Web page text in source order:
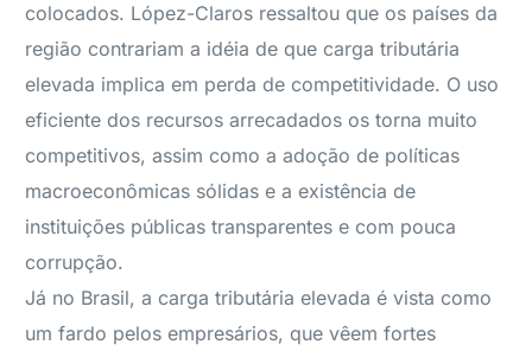
colocados. López-Claros ressaltou que os países da
região contrariam a idéia de que carga tributária
elevada implica em perda de competitividade. O uso
eficiente dos recursos arrecadados os torna muito
competitivos, assim como a adoção de políticas
macroeconômicas sólidas e a existência de
instituições públicas transparentes e com pouca
corrupção.
Já no Brasil, a carga tributária elevada é vista como
um fardo pelos empresários, que vêem fortes